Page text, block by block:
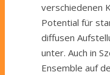
verschiedenen
Potential für
diffusen
unter. Auch in
Ensemble auf